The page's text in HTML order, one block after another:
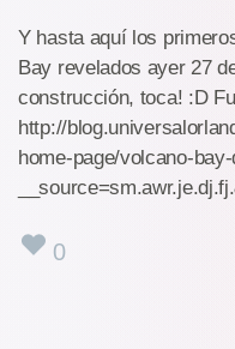
Y hasta aquí los
Bay revelados ayer 27
construcción, toca! :D
http://
home-page/volcano-
0